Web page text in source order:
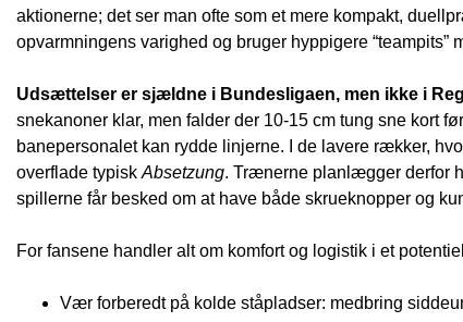
aktionerne; det ser man ofte som et mere kompakt,
opvarmningens varighed og bruger hyppigere “teampits”
Udsættelser er sjældne i Bundesligaen, men ikke i
snekanoner klar, men falder der 10-15 cm tung sne kort
banepersonalet kan rydde linjerne. I de lavere rækker,
overflade typisk Absetzung. Trænerne planlægger derfor
spillerne får besked om at have både skrueknopper og
For fansene handler alt om komfort og logistik i et
Vær forberedt på kolde ståpladser: medbring